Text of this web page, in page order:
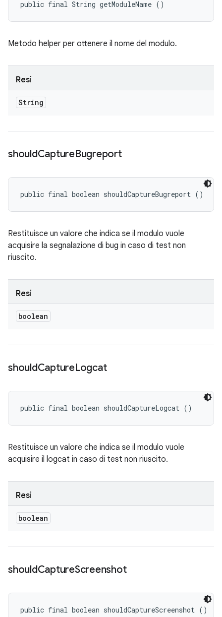
public final String getModuleName ()
Metodo helper per ottenere il nome del modulo.
Resi
String
shouldCaptureBugreport
public final boolean shouldCaptureBugreport ()
Restituisce un valore che indica se il modulo vuole
acquisire la segnalazione di bug in caso di test non
riuscito.
Resi
boolean
shouldCaptureLogcat
public final boolean shouldCaptureLogcat ()
Restituisce un valore che indica se il modulo vuole
acquisire il logcat in caso di test non riuscito.
Resi
boolean
shouldCaptureScreenshot
public final boolean shouldCaptureScreenshot ()